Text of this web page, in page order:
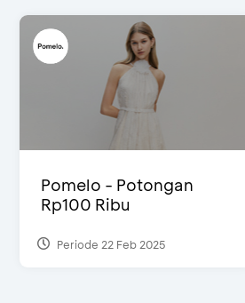
Pomelo - Potongan
Rp100 Ribu
Periode 22 Feb 2025